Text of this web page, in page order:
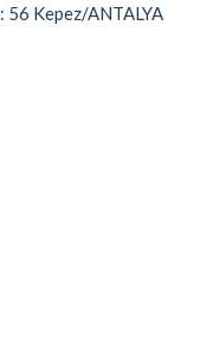
56 Kepez/ANTALYA